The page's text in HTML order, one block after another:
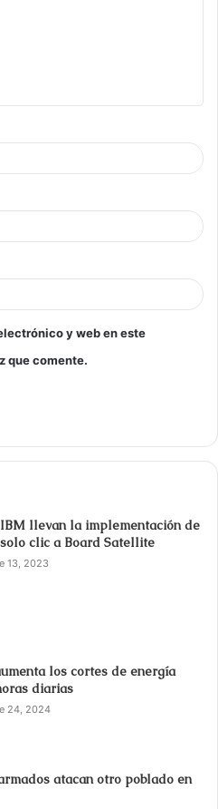
y web en este
que comente.
llevan la implementación de
clic a Board Satellite
13, 2023
los cortes de energía
diarias
24, 2024
atacan otro poblado en